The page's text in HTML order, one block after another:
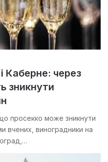
Каберне: через
зникнути
просекко може зникнути
вчених, виноградники на